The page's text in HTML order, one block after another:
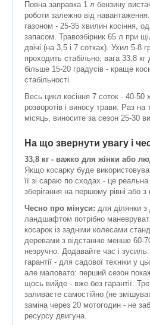
Повна заправка 1 л бензину
роботи залежно від
газоном - 25-35 хвилин косіння,
запасом. Травозбірник 65 л при
двічі (на 3,5 і 7 сотках). Ухил 5-8
проходить стабільно, вага 33,8 кг
більше 15-20 градусів - краще
стабільності.
Весь цикл косіння 7 соток - 40-50
розворотів і виносу трави. Раз
місяць, виносите за сезон 25-30
На що звернути увагу і
33,8 кг - важко для жінки або
Якщо косарку буде
її зі сараю по сходах - це
зберігання на першому рівні або з
Чесно про мінуси: для ділянки з
ландшафтом потрібно
косарок із задніми колесами
деревами з відстанню менше 60-
незручно. Додавайте час і
гарантії - для садової техніки у
але маловато: перший сезон
щось вийде - вже без гарантії.
заливаєте самостійно (не
заміна через 20 мотогодин - не
ресурсу двигуна.